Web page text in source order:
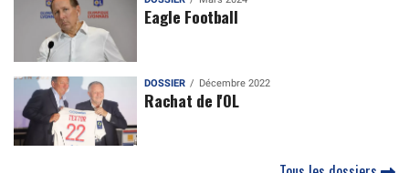
Eagle Football
DOSSIER Décembre 2022
Rachat de l'OL